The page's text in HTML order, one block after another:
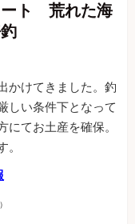
ート 荒れた海
かけてきました。釣
しい条件下となって
にてお土産を確保。